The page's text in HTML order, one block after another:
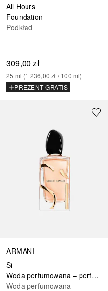
All Hours
Foundation
Podkład
309,00 zł
25 ml (1 236,00 zł / 100 ml)
PREZENT GRATIS
ARMANI
Si
Woda perfumowana – perfumy z wkładem
Woda perfumowana